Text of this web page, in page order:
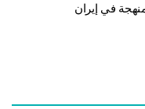
في إيران